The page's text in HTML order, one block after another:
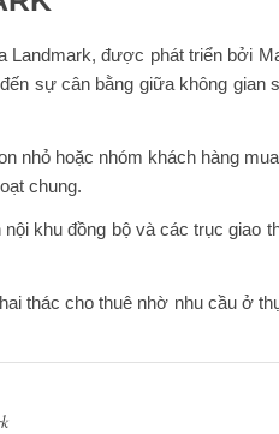
Landmark, được phát triển bởi
sự cân bằng giữa không gian
nhỏ hoặc nhóm khách hàng
chung.
khu đồng bộ và các trục giao
thác cho thuê nhờ nhu cầu ở